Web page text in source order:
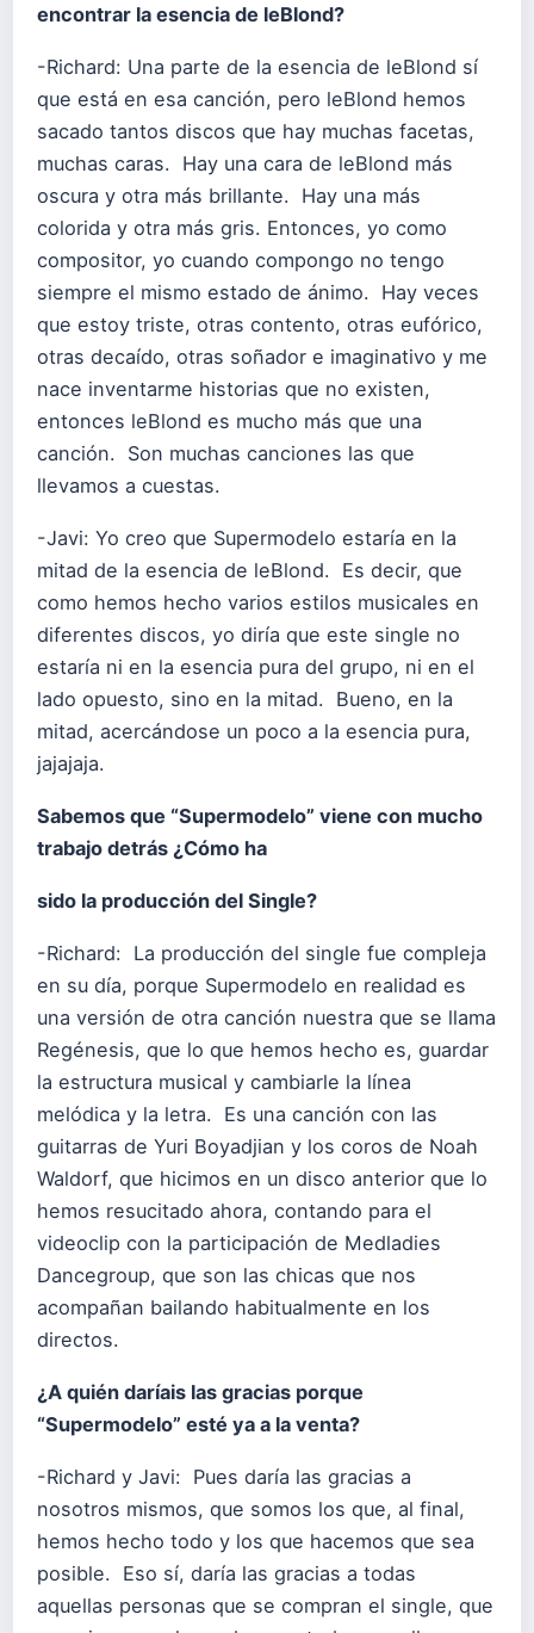
encontrar la esencia de leBlond?
-Richard: Una parte de la esencia de leBlond sí
que está en esa canción, pero leBlond hemos
sacado tantos discos que hay muchas facetas,
muchas caras. Hay una cara de leBlond más
oscura y otra más brillante. Hay una más
colorida y otra más gris. Entonces, yo como
compositor, yo cuando compongo no tengo
siempre el mismo estado de ánimo. Hay veces
que estoy triste, otras contento, otras eufórico,
otras decaído, otras soñador e imaginativo y me
nace inventarme historias que no existen,
entonces leBlond es mucho más que una
canción. Son muchas canciones las que
llevamos a cuestas.
-Javi: Yo creo que Supermodelo estaría en la
mitad de la esencia de leBlond. Es decir, que
como hemos hecho varios estilos musicales en
diferentes discos, yo diría que este single no
estaría ni en la esencia pura del grupo, ni en el
lado opuesto, sino en la mitad. Bueno, en la
mitad, acercándose un poco a la esencia pura,
jajajaja.
Sabemos que “Supermodelo” viene con mucho
trabajo detrás ¿Cómo ha
sido la producción del Single?
-Richard: La producción del single fue compleja
en su día, porque Supermodelo en realidad es
una versión de otra canción nuestra que se llama
Regénesis, que lo que hemos hecho es, guardar
la estructura musical y cambiarle la línea
melódica y la letra. Es una canción con las
guitarras de Yuri Boyadjian y los coros de Noah
Waldorf, que hicimos en un disco anterior que lo
hemos resucitado ahora, contando para el
videoclip con la participación de Medladies
Dancegroup, que son las chicas que nos
acompañan bailando habitualmente en los
directos.
¿A quién daríais las gracias porque
“Supermodelo” esté ya a la venta?
-Richard y Javi: Pues daría las gracias a
nosotros mismos, que somos los que, al final,
hemos hecho todo y los que hacemos que sea
posible. Eso sí, daría las gracias a todas
aquellas personas que se compran el single, que